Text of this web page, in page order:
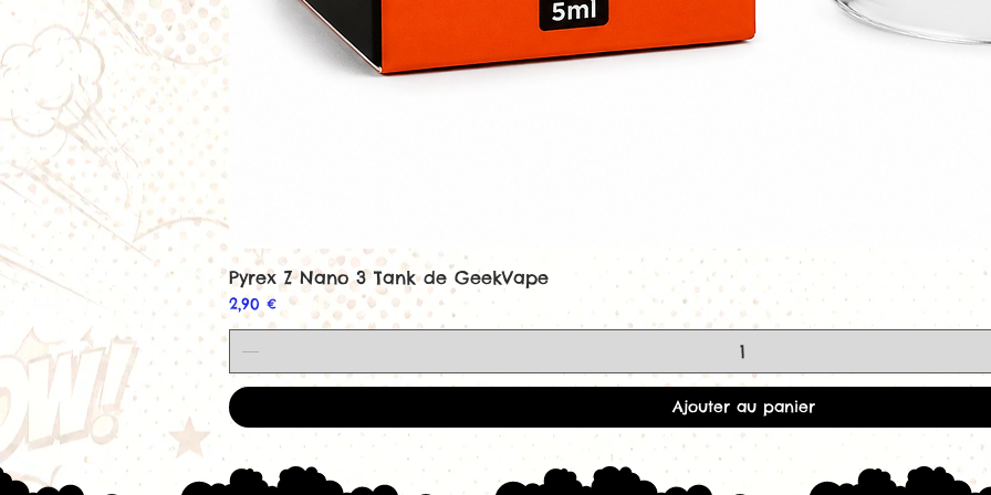
Aperçu rapide
Pyrex Z Nano 3 Tank de GeekVape
Prix
2,90 €
Ajouter au panier